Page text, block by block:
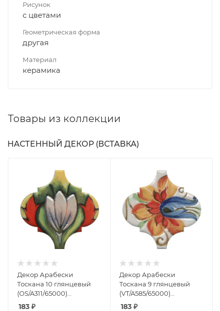
Рисунок
с цветами
Геометрическая форма
другая
Материал
керамика
Товары из коллекции
НАСТЕННЫЙ ДЕКОР (ВСТАВКА)
Декор Арабески
Тоскана 10 глянцевый
(OS/A311/65000)
6.5x6.5x0.7 от Kerama
183 ₽
Декор Арабески
Тоскана 9 глянцевый
(VT/A585/65000)
6.5x6.5x0.7 от Kerama
183 ₽